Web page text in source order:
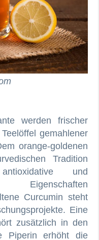
werden frischer
gemahlener
orange-goldenen
Tradition
antioxidative und
Eigenschaften
Curcumin steht
Eine
zusätzlich in den
Piperin erhöht die